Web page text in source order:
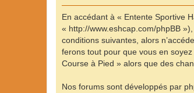
En accédant à « Entente Sportive
« http://www.eshcap.com/phpBB
conditions suivantes, alors
ferons tout pour que vous en
Course à Pied » alors que des
Nos forums sont développés par